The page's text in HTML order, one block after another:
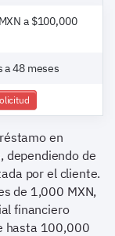
a $100,000
a 48 meses
en
dependiendo de
por el cliente.
de 1,000 MXN,
financiero
hasta 100,000